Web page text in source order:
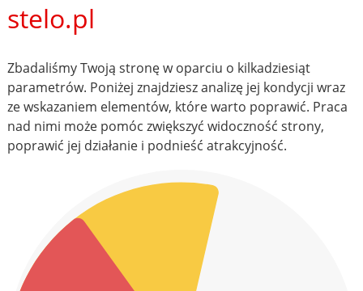
stelo.pl
Zbadaliśmy Twoją stronę w oparciu o kilkadziesiąt
parametrów. Poniżej znajdziesz analizę jej kondycji wraz
ze wskazaniem elementów, które warto poprawić. Praca
nad nimi może pomóc zwiększyć widoczność strony,
poprawić jej działanie i podnieść atrakcyjność.